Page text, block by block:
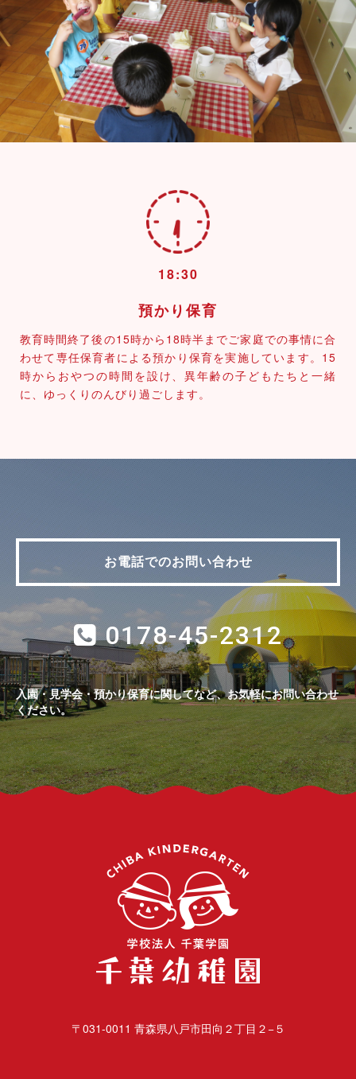
18:30
預かり保育
教育時間終了後の15時から18時半までご家庭での事情に合
わせて専任保育者による預かり保育を実施しています。15
時からおやつの時間を設け、異年齢の子どもたちと一緒
に、ゆっくりのんびり過ごします。
お電話でのお問い合わせ
0178-45-2312
入園・見学会・預かり保育に関してなど、お気軽にお問い合わせ
ください。
〒031-0011 青森県八戸市田向２丁目２−５